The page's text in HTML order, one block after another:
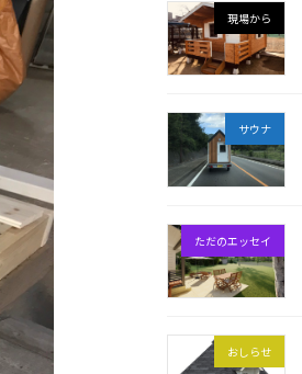
現場から
サウナ
ただのエッセイ
おしらせ